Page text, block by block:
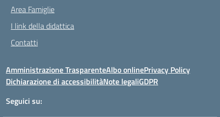
Area Famiglie
I link della didattica
Contatti
Amministrazione TrasparenteAlbo onlinePrivacy Policy
Dichiarazione di accessibilitàNote legaliGDPR
Seguici su: